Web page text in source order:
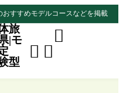
すすめモデルコースなどを掲載
旅
|モ
型
 
